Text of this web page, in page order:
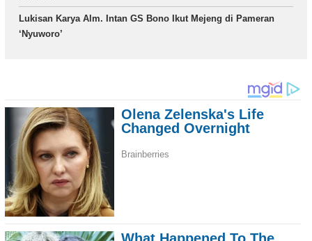
Lukisan Karya Alm. Intan GS Bono Ikut Mejeng di Pameran
‘Nyuworo’